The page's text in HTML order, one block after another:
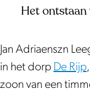
Het
Jan Adriaenszn
in het dorp De Rijp
zoon van een